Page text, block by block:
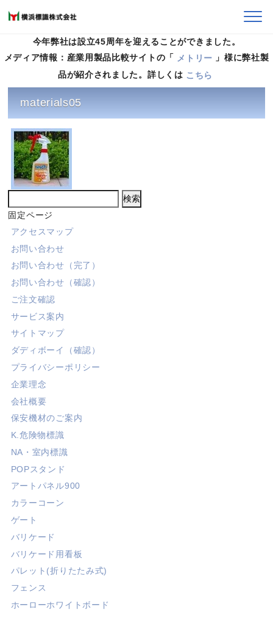
今年弊社は設立45周年を迎えることができました。
メディア情報：産業用製品比較サイトの「
メトリー
」様に弊社製
品が紹介されました。詳しくは こちら
HOME > 製品案内 >materials05
materials05
索:
固定ページ
アクセスマップ
お問い合わせ
お問い合わせ（完了）
お問い合わせ（確認）
ご注文確認
サービス案内
サイトマップ
ダディボーイ（確認）
プライバシーポリシー
企業理念
会社概要
保安機材のご案内
K.危険物標識
NA・室内標識
POPスタンド
アートパネル900
カラーコーン
ゲート
バリケード
バリケード用看板
パレット(折りたたみ式)
フェンス
ホーローホワイトボード